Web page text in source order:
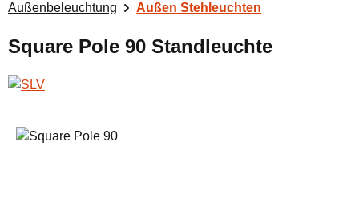
Außenbeleuchtung Außen Stehleuchten
Square Pole 90 Standleuchte
Bildergalerie überspringen